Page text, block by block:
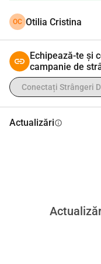
OC Otilia Cristina
Echipează-te și
campanie de
Conectați Strângeri
Actualizăriinfo